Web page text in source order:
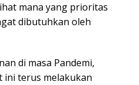
mana yang prioritas
dibutuhkan oleh
di masa Pandemi,
ini terus melakukan